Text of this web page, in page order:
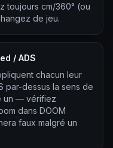
toujours cm/360° (ou
de jeu.
/ ADS
chacun leur
par-dessus la sens de
un — vérifiez
dans DOOM
faux malgré un